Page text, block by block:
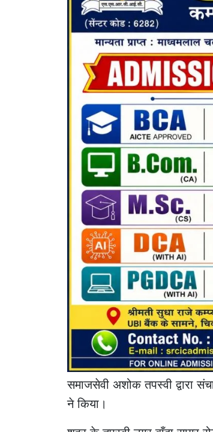
समाजसेवी अशोक तपस्वी द्वारा
ने किया।